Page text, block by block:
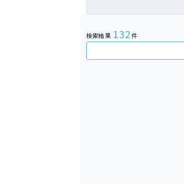
検索結果 132件